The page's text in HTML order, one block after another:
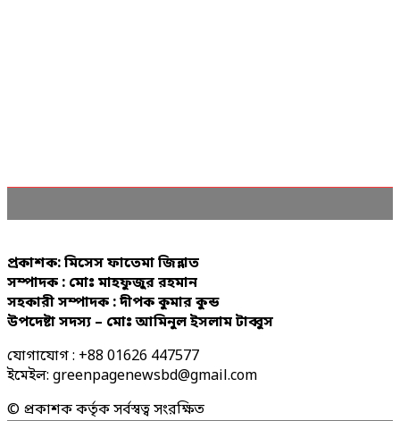
প্রকাশক: মিসেস ফাতেমা জিন্নাত
সম্পাদক : মোঃ মাহফুজুর রহমান
সহকারী সম্পাদক : দীপক কুমার কুন্ড
উপদেষ্টা সদস্য – মোঃ আমিনুল ইসলাম টাব্বুস
যোগাযোগ : +88 01626 447577
ইমেইল: greenpagenewsbd@gmail.com
© প্রকাশক কর্তৃক সর্বস্বত্ব সংরক্ষিত